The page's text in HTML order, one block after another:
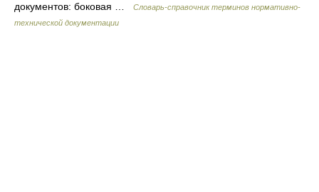
документов: боковая …
Словарь-справочник терминов нормативно-
технической документации